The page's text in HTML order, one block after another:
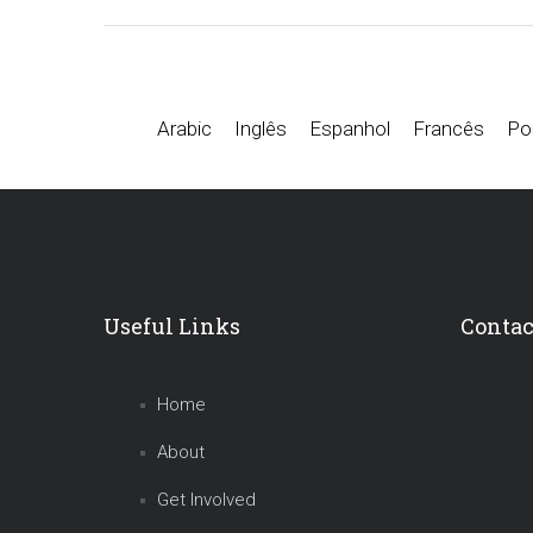
Arabic Inglês Espanhol Francês
Useful Links
Home
About
Get Involved